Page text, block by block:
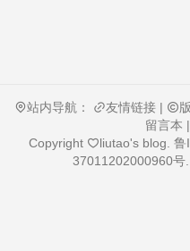
站内导航： 友情链接 |
留言本 |
Copyright
liutao's blog 鲁
37011202000960号